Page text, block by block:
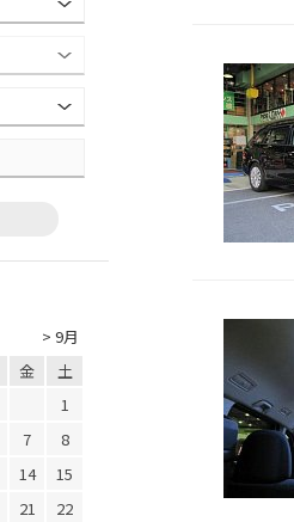
> 9月
金
土
1
7
8
14
15
21
22